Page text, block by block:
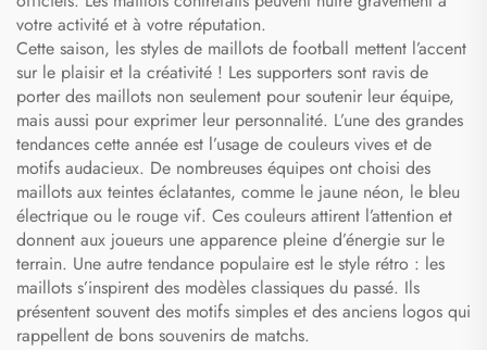
votre activité et à votre réputation.
Cette saison, les styles de maillots de football mettent l’accent
sur le plaisir et la créativité ! Les supporters sont ravis de
porter des maillots non seulement pour soutenir leur équipe,
mais aussi pour exprimer leur personnalité. L’une des grandes
tendances cette année est l’usage de couleurs vives et de
motifs audacieux. De nombreuses équipes ont choisi des
maillots aux teintes éclatantes, comme le jaune néon, le bleu
électrique ou le rouge vif. Ces couleurs attirent l’attention et
donnent aux joueurs une apparence pleine d’énergie sur le
terrain. Une autre tendance populaire est le style rétro : les
maillots s’inspirent des modèles classiques du passé. Ils
présentent souvent des motifs simples et des anciens logos qui
rappellent de bons souvenirs de matchs.